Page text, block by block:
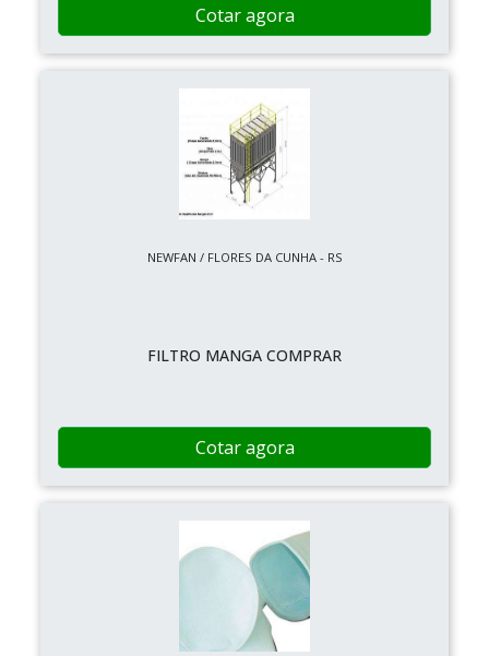
Cotar agora
NEWFAN / FLORES DA CUNHA - RS
FILTRO MANGA COMPRAR
Cotar agora